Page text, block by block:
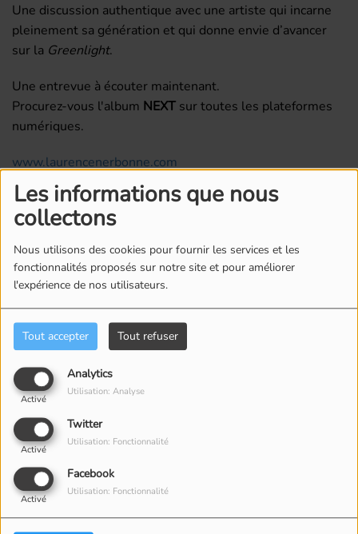
Les informations que nous
collectons
Nous utilisons des cookies pour fournir les services et les
fonctionnalités proposés sur notre site et pour améliorer
l'expérience de nos utilisateurs.
Tout accepter Tout refuser
Analytics
Activé
Utilisation: Analyse
Twitter
Activé
Utilisation: Fonctionnalité
Facebook
Activé
Utilisation: Fonctionnalité
Une discussion authentique avec une artiste qui incarne
pleinement sa génération et qui donne envie d’avancer
sur la Greenlight.
Une entrevue à écouter maintenant.
Procurez-vous l'album NEXT sur toutes les plateformes
numériques.
www.laurencenerbonne.com
Commentaires(0)
Connectez-vous pour commenter cet article
SE CONNECTER
ÉQUIPE